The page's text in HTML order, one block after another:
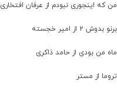
که اینجوری نبودم از عرفان افتخاری
۲ از امیر خجسته
من بودی از حامد ذاکری
از مستر